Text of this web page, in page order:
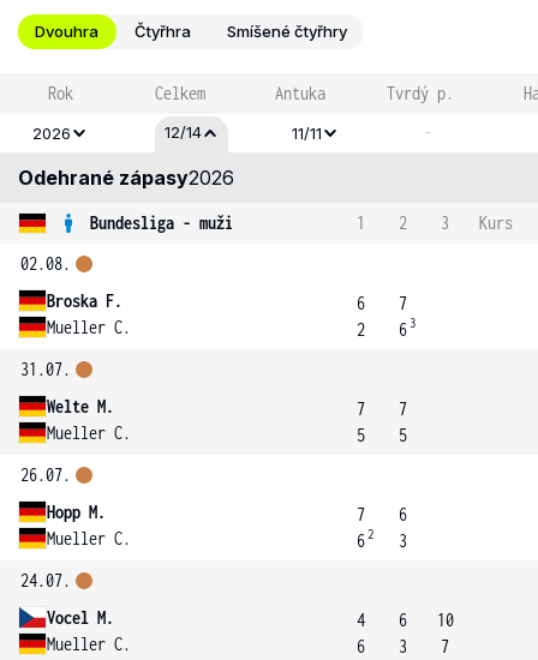
Dvouhra Čtyřhra Smíšené čtyřhry
Rok Celkem Antuka Tvrdý p.
2026 12/14 11/11 -
Odehrané zápasy2026
Bundesliga - muži 1 2 3
Kurs
02.08.
Broska F.
Mueller C.
6
2
7
6 3
31.07.
Welte M.
Mueller C.
7
5
7
5
26.07.
Hopp M.
Mueller C.
7
62
6
3
24.07.
Vocel M.
Mueller C.
4
6
6
3
10
7